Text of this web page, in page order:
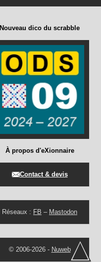
Nouveau dico du scrabble
À propos d'eXionnaire
Contact & devis
Réseaux : FB – Mastodon
© 2006-2026 - Nuweb